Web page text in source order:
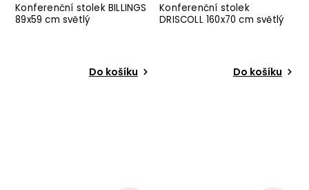
Konferenční stolek BILLINGS
89x59 cm světlý
Do košíku
Konferenční stolek
DRISCOLL 160x70 cm světlý
Do košíku